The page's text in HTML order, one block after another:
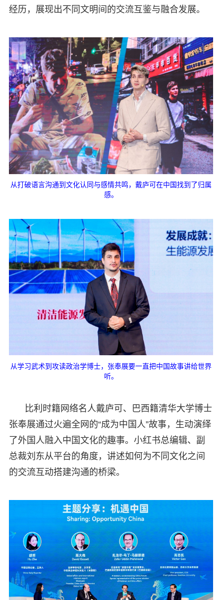
经历，展现出不同文明间的交流互鉴与融合发展。
从打破语言沟通到文化认同与感情共鸣，戴庐可在中国找到了归属
感。
从学习武术到攻读政治学博士，张奉展要一直把中国故事讲给世界
听。
比利时籍网络名人戴庐可、巴西籍清华大学博士
张奉展通过火遍全网的“成为中国人”故事，生动演绎
了外国人融入中国文化的趣事。小红书总编辑、副
总裁刘东从平台的角度，讲述如何为不同文化之间
的交流互动搭建沟通的桥梁。